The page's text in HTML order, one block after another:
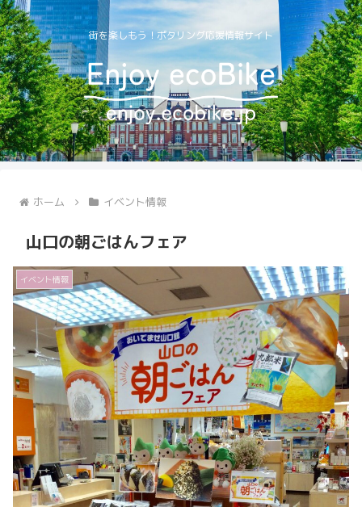
街を楽しもう！ポタリング応援情報サイト
ホーム イベント情報
山口の朝ごはんフェア
イベント情報